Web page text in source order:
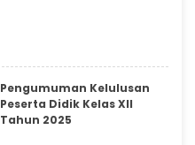
Pengumuman Kelulusan
Peserta Didik Kelas XII
Tahun 2025